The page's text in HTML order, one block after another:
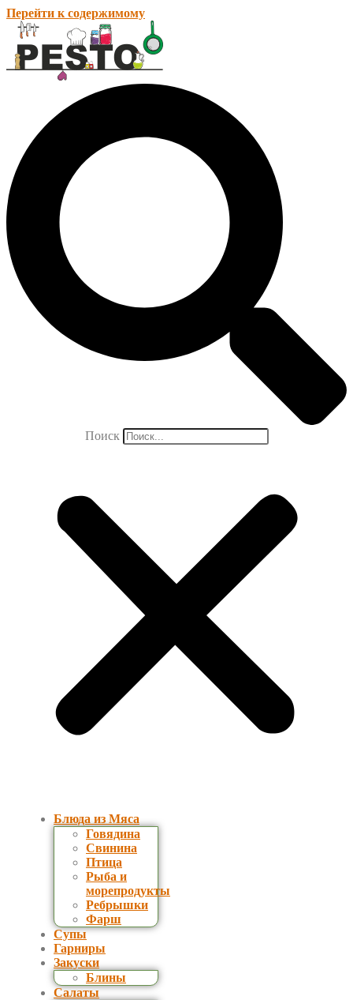
Перейти к содержимому
Поиск
Блюда из Мяса
Говядина
Свинина
Птица
Рыба и
морепродукты
Ребрышки
Фарш
Супы
Гарниры
Закуски
Блины
Салаты